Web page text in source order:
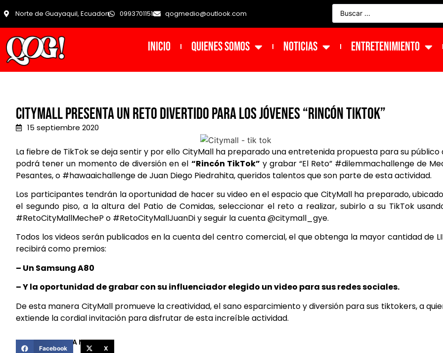
Norte de Guayaquil, Ecuador 0993701151 qogmedio@outlook.com
INICIO Quienes Somos NOTICIAS ENTRETENIMIENTO
CityMall presenta un reto divertido para los jóvenes “Rincón TikTok”
15 septiembre 2020
La fiebre de TikTok se deja sentir y por ello CityMall ha preparado una entretenida propuesta para su público
podrá tener un momento de diversión en el “Rincón TikTok” y grabar “El Reto” #dilemmachallenge de
Pesantes, o #hawaaichallenge de Juan Diego Piedrahita, queridos talentos que son parte de esta actividad.
Los participantes tendrán la oportunidad de hacer su video en el espacio que CityMall ha preparado,
el segundo piso, a la altura del Patio de Comidas, seleccionar el reto a realizar, subirlo a su TikTok
#RetoCityMallMecheP o #RetoCityMallJuanDi y seguir la cuenta @citymall_gye.
Todos los videos serán publicados en la cuenta del centro comercial, el que obtenga la mayor cantidad de
recibirá como premios:
– Un Samsung A80
– Y la oportunidad de grabar con su influenciador elegido un video para sus redes sociales.
De esta manera CityMall promueve la creatividad, el sano esparcimiento y diversión para sus tiktokers, a
extiende la cordial invitación para disfrutar de esta increíble actividad.
COMPARTIR ESTA NOTICIA
Facebook X